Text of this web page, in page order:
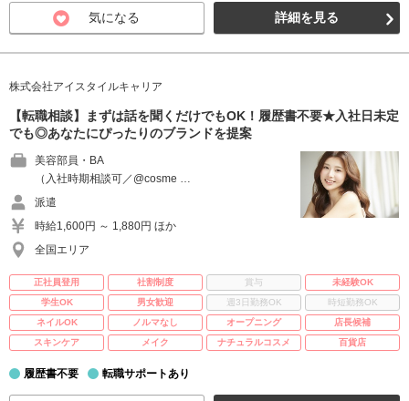
気になる 詳細を見る
株式会社アイスタイルキャリア
【転職相談】まずは話を聞くだけでもOK！履歴書不要★入社日未定
でも◎あなたにぴったりのブランドを提案
美容部員・BA
（入社時期相談可／@cosme …
派遣
時給1,600円 ～ 1,880円 ほか
全国エリア
正社員登用 社割制度 賞与
未経験OK
学生OK
男女歓迎 週3日勤務OK
時短勤務OK
ネイルOK
ノルマなし オープニング
店長候補
スキンケア
メイク ナチュラルコスメ 百貨店
履歴書不要 転職サポートあり